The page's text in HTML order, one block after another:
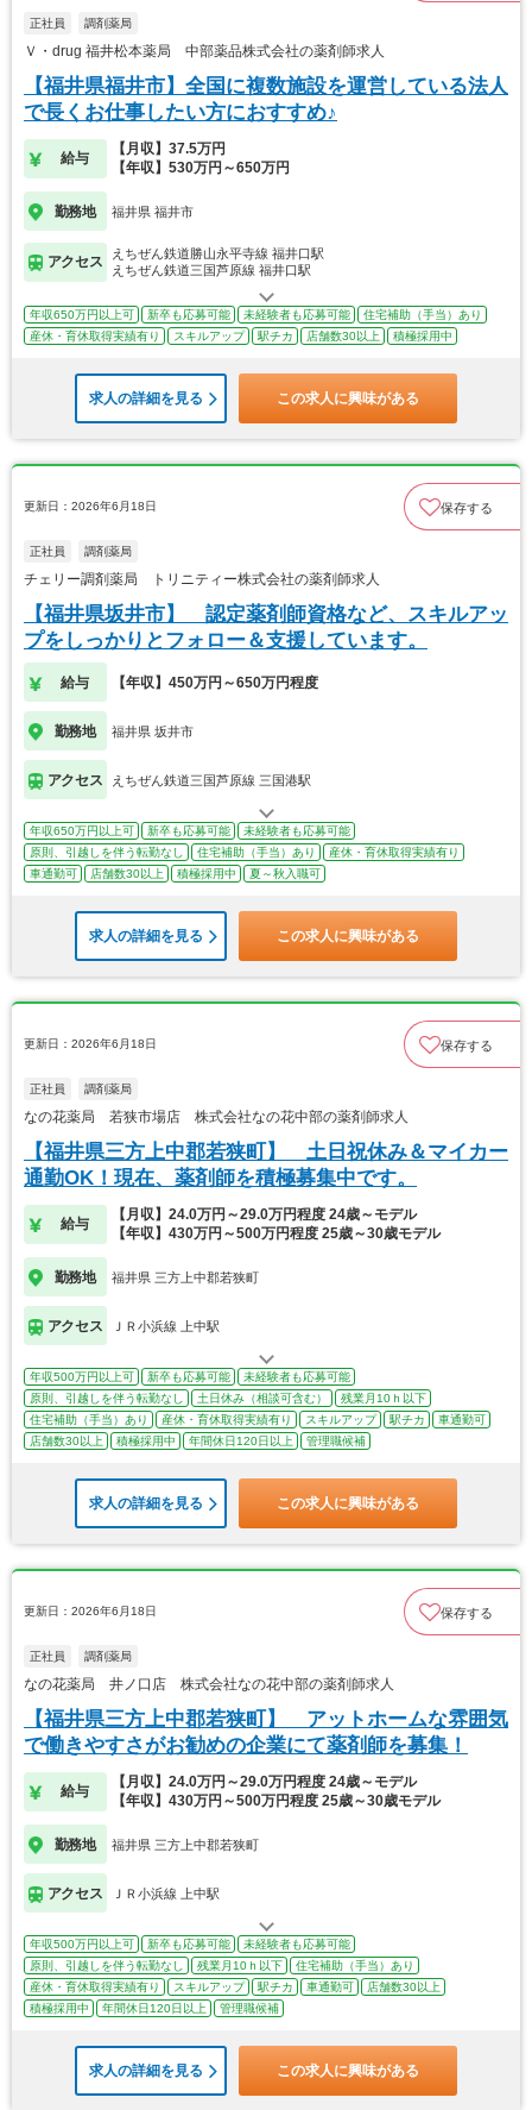
正社員 調剤薬局
Ｖ・drug 福井松本薬局 中部薬品株式会社の薬剤師求人
【福井県福井市】全国に複数施設を運営している法人
で長くお仕事したい方におすすめ♪
給与
【月収】37.5万円
【年収】530万円～650万円
勤務地 福井県 福井市
アクセス
えちぜん鉄道勝山永平寺線 福井口駅
えちぜん鉄道三国芦原線 福井口駅
年収650万円以上可 新卒も応募可能 未経験者も応募可能
住宅補助（手当）あり
産休・育休取得実績有り
スキルアップ 駅チカ 店舗数30以上 積極採用中
求人の詳細を見る この求人に興味がある
更新日：2026年6月18日 保存する
正社員 調剤薬局
チェリー調剤薬局 トリニティー株式会社の薬剤師求人
【福井県坂井市】 認定薬剤師資格など、スキルアッ
プをしっかりとフォロー＆支援しています。
給与 【年収】450万円～650万円程度
勤務地 福井県 坂井市
アクセス えちぜん鉄道三国芦原線 三国港駅
年収650万円以上可 新卒も応募可能
未経験者も応募可能
原則、引越しを伴う転勤なし
住宅補助（手当）あり
産休・育休取得実績有り
車通勤可
店舗数30以上 積極採用中 夏～秋入職可
求人の詳細を見る この求人に興味がある
更新日：2026年6月18日 保存する
正社員 調剤薬局
なの花薬局 若狭市場店 株式会社なの花中部の薬剤師求人
【福井県三方上中郡若狭町】 土日祝休み＆マイカー
通勤OK！現在、薬剤師を積極募集中です。
給与
【月収】24.0万円～29.0万円程度 24歳～モデル
【年収】430万円～500万円程度 25歳～30歳モデル
勤務地 福井県 三方上中郡若狭町
アクセス ＪＲ小浜線 上中駅
年収500万円以上可 新卒も応募可能
未経験者も応募可能
原則、引越しを伴う転勤なし
土日休み（相談可含む）
残業月10ｈ以下
住宅補助（手当）あり
産休・育休取得実績有り スキルアップ 駅チカ
車通勤可
店舗数30以上
積極採用中 年間休日120日以上 管理職候補
求人の詳細を見る この求人に興味がある
更新日：2026年6月18日 保存する
正社員 調剤薬局
なの花薬局 井ノ口店 株式会社なの花中部の薬剤師求人
【福井県三方上中郡若狭町】 アットホームな雰囲気
で働きやすさがお勧めの企業にて薬剤師を募集！
給与
【月収】24.0万円～29.0万円程度 24歳～モデル
【年収】430万円～500万円程度 25歳～30歳モデル
勤務地 福井県 三方上中郡若狭町
アクセス ＪＲ小浜線 上中駅
年収500万円以上可 新卒も応募可能
未経験者も応募可能
原則、引越しを伴う転勤なし
残業月10ｈ以下
住宅補助（手当）あり
産休・育休取得実績有り
スキルアップ 駅チカ 車通勤可
店舗数30以上
積極採用中
年間休日120日以上 管理職候補
求人の詳細を見る この求人に興味がある